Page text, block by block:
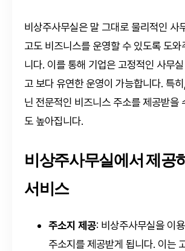
비상주사무실은 말 그대로 물리적인 사
고도 비즈니스를 운영할 수 있도록 도와
니다. 이를 통해 기업은 고정적인 사무
고 보다 유연한 운영이 가능합니다. 특
닌 전문적인 비즈니스 주소를 제공받을
도 높아집니다.
비상주사무실에서 제공
서비스
주소지 제공: 비상주사무실을 이
주소지를 제공받게 됩니다. 이는